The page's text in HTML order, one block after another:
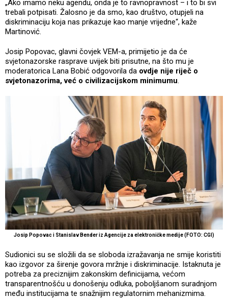
„Ako imamo neku agendu, onda je to ravnopravnost – i to bi svi
trebali potpisati. Žalosno je da smo, kao društvo, otupjeli na
diskriminaciju koja nas prikazuje kao manje vrijedne“, kaže
Martinović.
Josip Popovac, glavni čovjek VEM-a, primijetio je da će
svjetonazorske rasprave uvijek biti prisutne, na što mu je
moderatorica Lana Bobić odgovorila da ovdje nije riječ o
svjetonazorima, već o civilizacijskom minimumu.
Josip Popovac i Stanislav Bender iz Agencije za elektroničke medije (FOTO: CGI)
Sudionici su se složili da se sloboda izražavanja ne smije koristiti
kao izgovor za širenje govora mržnje i diskriminacije. Istaknuta je
potreba za preciznijim zakonskim definicijama, većom
transparentnošću u donošenju odluka, poboljšanom suradnjom
među institucijama te snažnijim regulatornim mehanizmima.